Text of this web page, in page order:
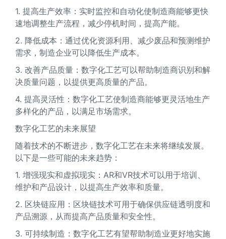
1. 提高生产效率：实时监控和自动化使制造商能够更快
速地调整生产流程，减少停机时间，提高产能。
2. 降低成本：通过优化资源利用、减少废品和预测维护
需求，制造企业可以降低生产成本。
3. 改善产品质量：数字化工艺可以帮助制造商识别和解
决质量问题，以提供更高质量的产品。
4. 提高灵活性：数字化工艺使制造商能够更灵活地生产
多样化的产品，以满足市场需求。
数字化工艺的未来展望
随着技术的不断进步，数字化工艺在未来将继续发展。
以下是一些可能的未来趋势：
1. 增强现实和虚拟现实：AR和VR技术可以用于培训、
维护和产品设计，以提高生产效率和质量。
2. 区块链应用：区块链技术可用于确保供应链透明度和
产品溯源，从而提高产品质量和安全性。
3. 可持续制造：数字化工艺有望帮助制造业更好地实施